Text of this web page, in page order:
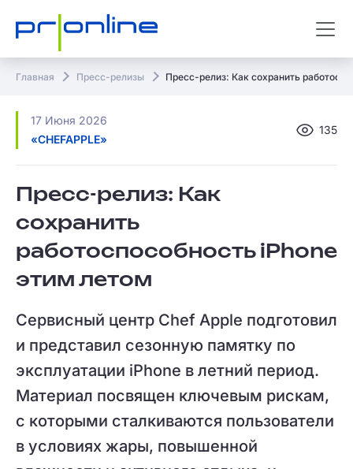
Главная Пресс-релизы Пресс-релиз: Как сохранить
17 Июня 2026
«CHEFAPPLE»
135
Пресс-релиз: Как
сохранить
работоспособность iPhone
этим летом
Сервисный центр Chef Apple подготовил
и представил сезонную памятку по
эксплуатации iPhone в летний период.
Материал посвящен ключевым рискам,
с которыми сталкиваются пользователи
в условиях жары, повышенной